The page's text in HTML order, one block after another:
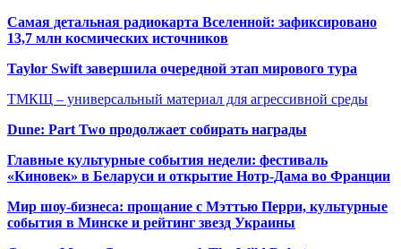
Самая детальная радиокарта Вселенной: зафиксировано
13,7 млн космических источников
Taylor Swift завершила очередной этап мирового тура
ТМКЩ – универсальный материал для агрессивной среды
Dune: Part Two продолжает собирать награды
Главные культурные события недели: фестиваль
«Киновек» в Беларуси и открытие Нотр-Дама во Франции
Мир шоу-бизнеса: прощание с Мэттью Перри, культурные
события в Минске и рейтинг звезд Украины